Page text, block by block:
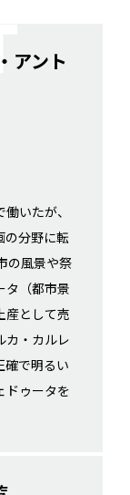
アント
いたが、
の分野に転
の風景や祭
タ（都市景
産として売
カ・カルレ
確で明るい
ドゥータを